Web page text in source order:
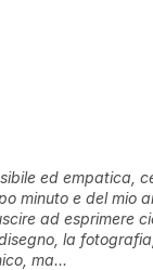
ed empatica,
minuto e del mio
ad esprimere
la
ma...